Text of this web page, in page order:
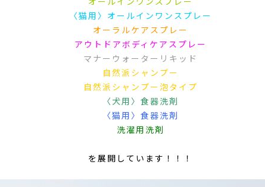
〈猫用〉オールインワンスプレー
オーラルケアスプレー
アウトドアボディケアスプレー
マナーウォーターリキッド
自然派シャンプー
自然派シャンプー泡タイプ
〈犬用〉食器洗剤
〈猫用〉食器洗剤
洗濯用洗剤
を展開しています！！！